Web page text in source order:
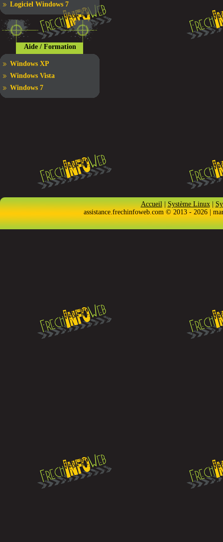
Logiciel Windows 7
Aide / Formation
Windows XP
Windows Vista
Windows 7
Accueil|Système Linux|
assistance.frechinfoweb.com © 2013 - 2026 |